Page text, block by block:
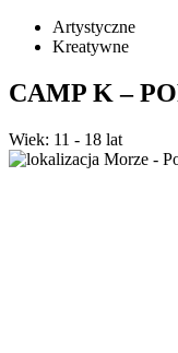
Artystyczne
Kreatywne
CAMP K –
Wiek: 11 - 18 lat
Morze -